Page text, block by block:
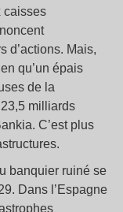
caisses
d’actions. Mais,
qu’un épais
de la
23,5 milliards
C’est plus
banquier ruiné se
Dans l’Espagne